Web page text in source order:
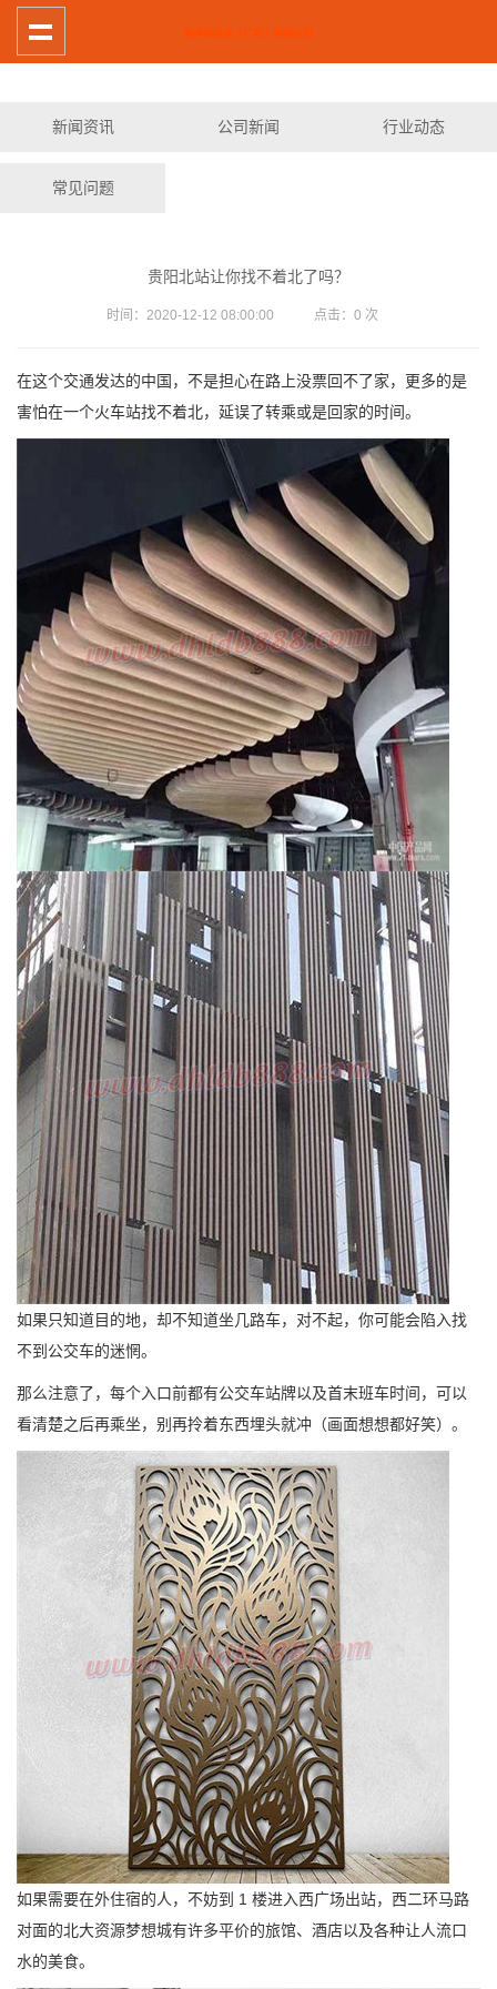
新闻资讯 公司新闻 行业动态
常见问题
贵阳北站让你找不着北了吗？
时间：2020-12-12 08:00:00 点击： 0 次
在这个交通发达的中国，不是担心在路上没票回不了家，更多的是
害怕在一个火车站找不着北，延误了转乘或是回家的时间。
如果只知道目的地，却不知道坐几路车，对不起，你可能会陷入找
不到公交车的迷惘。
那么注意了，每个入口前都有公交车站牌以及首末班车时间，可以
看清楚之后再乘坐，别再拎着东西埋头就冲（画面想想都好笑）。
如果需要在外住宿的人，不妨到 1 楼进入西广场出站，西二环马路
对面的北大资源梦想城有许多平价的旅馆、酒店以及各种让人流口
水的美食。